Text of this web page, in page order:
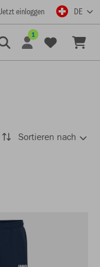
Jetzt einloggen DE
1
Sortieren nach